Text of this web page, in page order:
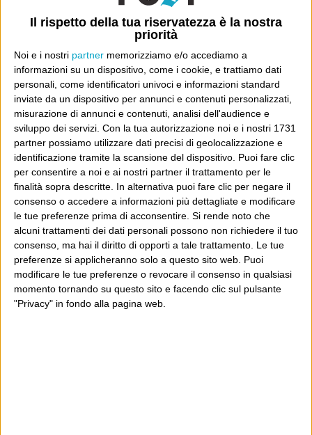
Il rispetto della tua riservatezza è la nostra
priorità
Noi e i nostri partner memorizziamo e/o accediamo a
informazioni su un dispositivo, come i cookie, e trattiamo dati
personali, come identificatori univoci e informazioni standard
inviate da un dispositivo per annunci e contenuti personalizzati,
misurazione di annunci e contenuti, analisi dell'audience e
sviluppo dei servizi. Con la tua autorizzazione noi e i nostri 1731
partner possiamo utilizzare dati precisi di geolocalizzazione e
identificazione tramite la scansione del dispositivo. Puoi fare clic
per consentire a noi e ai nostri partner il trattamento per le
finalità sopra descritte. In alternativa puoi fare clic per negare il
consenso o accedere a informazioni più dettagliate e modificare
le tue preferenze prima di acconsentire. Si rende noto che
alcuni trattamenti dei dati personali possono non richiedere il tuo
consenso, ma hai il diritto di opporti a tale trattamento. Le tue
preferenze si applicheranno solo a questo sito web. Puoi
modificare le tue preferenze o revocare il consenso in qualsiasi
momento tornando su questo sito e facendo clic sul pulsante
"Privacy" in fondo alla pagina web.
E per i regali di Natale (del 2026!)